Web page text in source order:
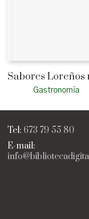
Sabores Loreños
Gastronomía
Tel: 673 79 55 80
E-mail: